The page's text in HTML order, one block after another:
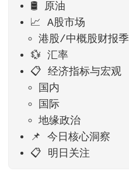
🛢️ 原油
📈 A股市场
港股/中概股财报季
💱 汇率
📋 经济指标与宏观
国内
国际
地缘政治
📌 今日核心洞察
📋 明日关注